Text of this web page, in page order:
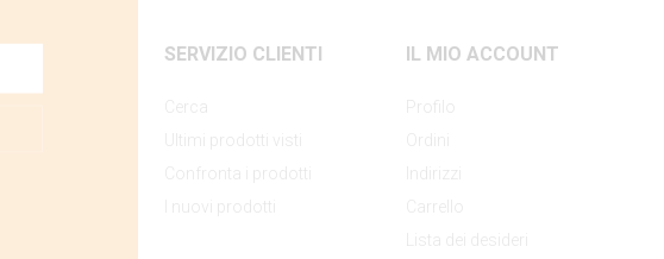
SERVIZIO CLIENTI
Cerca
Ultimi prodotti visti
Confronta i prodotti
I nuovi prodotti
IL MIO ACCOUNT
Profilo
Ordini
Indirizzi
Carrello
Lista dei desideri